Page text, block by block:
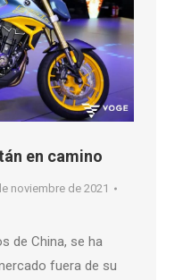
en camino
noviembre de 2021
de China, se ha
fuera de su